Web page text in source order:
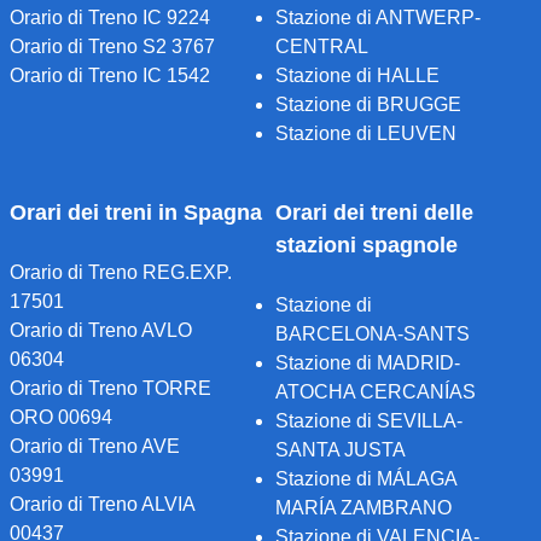
Orario di Treno IC 9224
Orario di Treno S2 3767
Orario di Treno IC 1542
Stazione di ANTWERP-
CENTRAL
Stazione di HALLE
Stazione di BRUGGE
Stazione di LEUVEN
Orari dei treni in Spagna
Orario di Treno REG.EXP.
17501
Orario di Treno AVLO
06304
Orario di Treno TORRE
ORO 00694
Orario di Treno AVE
03991
Orario di Treno ALVIA
00437
Orari dei treni delle
stazioni spagnole
Stazione di
BARCELONA-SANTS
Stazione di MADRID-
ATOCHA CERCANÍAS
Stazione di SEVILLA-
SANTA JUSTA
Stazione di MÁLAGA
MARÍA ZAMBRANO
Stazione di VALENCIA-